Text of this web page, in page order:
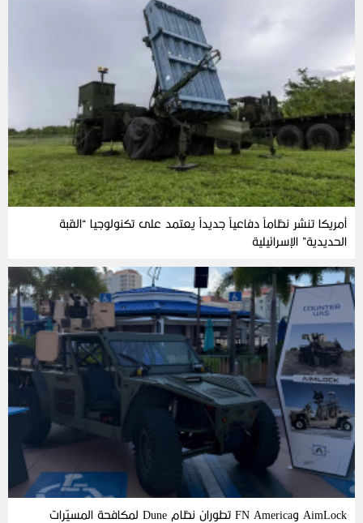
أمريكا تنشر نظاماً دفاعياً جديداً يعتمد على تكنولوجيا “القبة
الحديدية” الإسرائيلية
AimLock وFN America تطوران نظام Dune لمكافحة المسيّرات